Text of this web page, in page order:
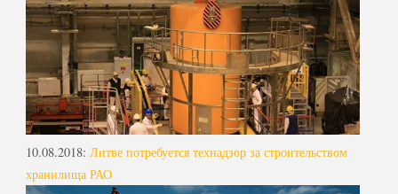
10.08.2018: Литве потребуется технадзор за строительством
хранилища РАО